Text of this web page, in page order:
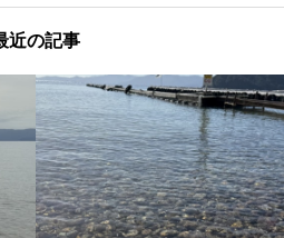
近の記事